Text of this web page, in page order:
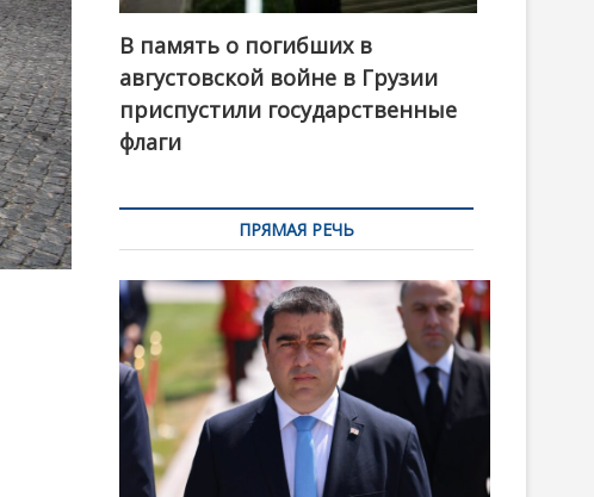
В память о погибших в
августовской войне в Грузии
приспустили государственные
флаги
ПРЯМАЯ РЕЧЬ